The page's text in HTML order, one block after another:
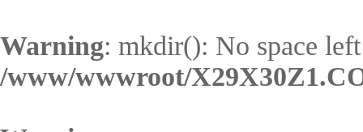
Warning: mkdir(): No space
/www/wwwroot/